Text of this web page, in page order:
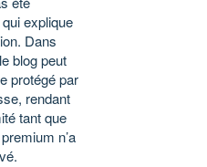
explique
Dans
blog peut
protégé par
rendant
tant que
n’a